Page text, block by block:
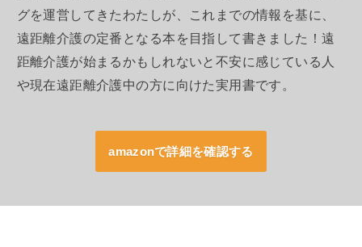
グを運営してきたわたしが、これまでの情報を基に、
遠距離介護の定番となる本を目指して書きました！遠
距離介護が始まるかもしれないと不安に感じている人
や現在遠距離介護中の方に向けた実用書です。
amazonで詳細を確認する